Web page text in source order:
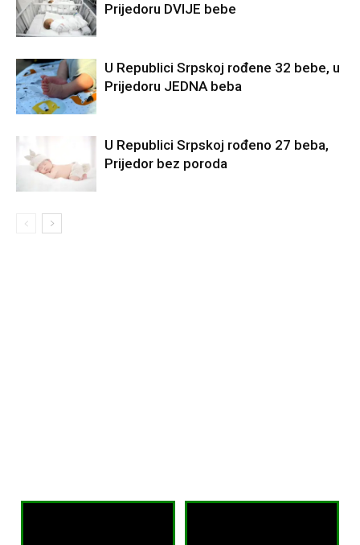
Prijedoru DVIJE bebe
U Republici Srpskoj rođene 32 bebe, u
Prijedoru JEDNA beba
U Republici Srpskoj rođeno 27 beba,
Prijedor bez poroda